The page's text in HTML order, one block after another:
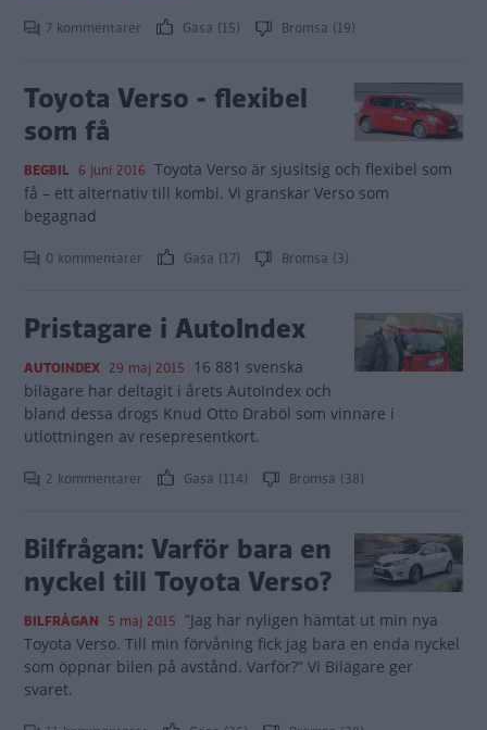
7 kommentarer Gasa (15) Bromsa (19)
Toyota Verso - flexibel
som få
BEGBIL 6 juni 2016 Toyota Verso är sjusitsig och flexibel som
få – ett alternativ till kombi. Vi granskar Verso som
begagnad
0 kommentarer Gasa (17) Bromsa (3)
Pristagare i AutoIndex
AUTOINDEX 29 maj 2015 16 881 svenska
bilägare har deltagit i årets AutoIndex och
bland dessa drogs Knud Otto Draböl som vinnare i
utlottningen av resepresentkort.
2 kommentarer Gasa (114) Bromsa (38)
Bilfrågan: Varför bara en
nyckel till Toyota Verso?
BILFRÅGAN 5 maj 2015 ”Jag har nyligen hämtat ut min nya
Toyota Verso. Till min förvåning fick jag bara en enda nyckel
som öppnar bilen på avstånd. Varför?” Vi Bilägare ger
svaret.